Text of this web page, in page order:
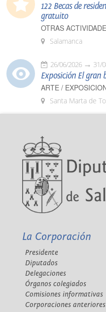
122 Becas de
gratuito
OTRAS
Salamanca
26/06/2026 31/
Exposición El gran
ARTE /
Santa Marta de
La Corporación
Presidente
Diputados
Delegaciones
Órganos colegiados
Comisiones informativas
Corporaciones anteriores